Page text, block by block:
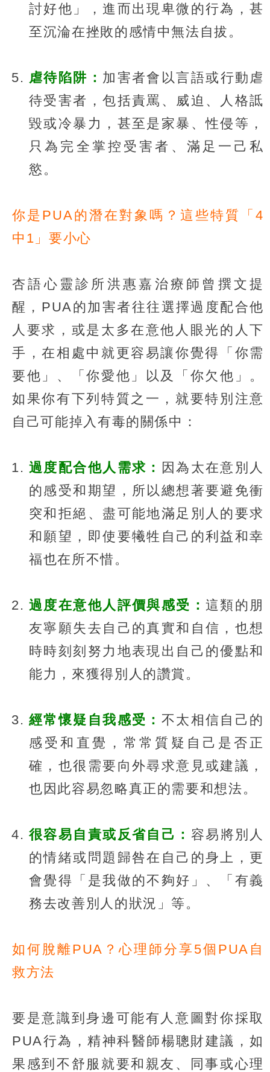
討好他」，進而出現卑微的行為，甚
至沉淪在挫敗的感情中無法自拔。
虐待陷阱： 加害者會以言語或行動虐
待受害者，包括責罵、威迫、人格詆
毀或冷暴力，甚至是家暴、性侵等，
只為完全掌控受害者、滿足一己私
慾。
你是PUA的潛在對象嗎？這些特質「4
中1」要小心
杏語心靈診所洪惠嘉治療師曾撰文提
醒，PUA的加害者往往選擇過度配合他
人要求，或是太多在意他人眼光的人下
手，在相處中就更容易讓你覺得「你需
要他」、「你愛他」以及「你欠他」。
如果你有下列特質之一，就要特別注意
自己可能掉入有毒的關係中：
過度配合他人需求： 因為太在意別人
的感受和期望，所以總想著要避免衝
突和拒絕、盡可能地滿足別人的要求
和願望，即使要犧牲自己的利益和幸
福也在所不惜。
過度在意他人評價與感受：這類的朋
友寧願失去自己的真實和自信，也想
時時刻刻努力地表現出自己的優點和
能力，來獲得別人的讚賞。
經常懷疑自我感受： 不太相信自己的
感受和直覺，常常質疑自己是否正
確，也很需要向外尋求意見或建議，
也因此容易忽略真正的需要和想法。
很容易自責或反省自己： 容易將別人
的情緒或問題歸咎在自己的身上，更
會覺得「是我做的不夠好」、「有義
務去改善別人的狀況」等。
如何脫離PUA？心理師分享5個PUA自
救方法
要是意識到身邊可能有人意圖對你採取
PUA行為，精神科醫師楊聰財建議，如
果感到不舒服就要和親友、同事或心理